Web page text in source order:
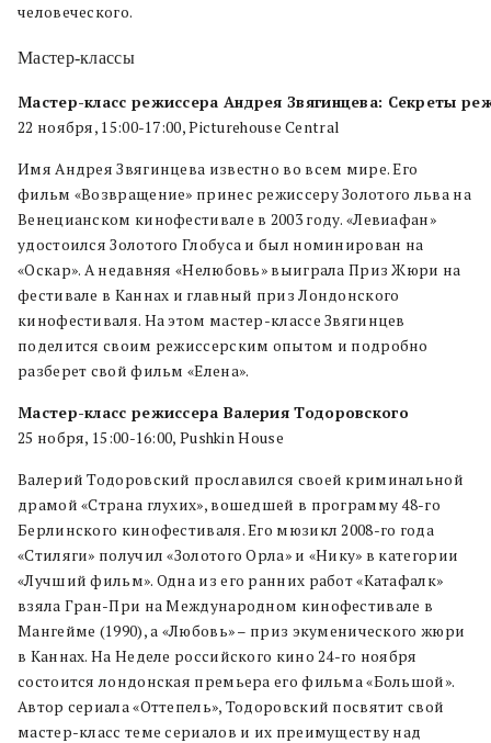
человеческого.
Мастер-классы
Мастер-класс режиссера Андрея Звягинцева: Секреты
22 ноября, 15:00-17:00, Picturehouse Central
Имя Андрея Звягинцева известно во всем мире. Его
фильм «Возвращение» принес режиссеру Золотого льва на
Венецианском кинофестивале в 2003 году. «Левиафан»
удостоился Золотого Глобуса и был номинирован на
«Оскар». А недавняя «Нелюбовь» выиграла Приз Жюри на
фестивале в Каннах и главный приз Лондонского
кинофестиваля. На этом мастер-классе Звягинцев
поделится своим режиссерским опытом и подробно
разберет свой фильм «Елена».
Мастер-класс режиссера Валерия Тодоровского
25 нобря, 15:00-16:00, Pushkin House
Валерий Тодоровский прославился своей криминальной
драмой «Страна глухих», вошедшей в программу 48-го
Берлинского кинофестиваля. Его мюзикл 2008-го года
«Стиляги» получил «Золотого Орла» и «Нику» в категории
«Лучший фильм». Одна из его ранних работ «Катафалк»
взяла Гран-При на Международном кинофестивале в
Мангейме (1990), а «Любовь» – приз экуменического жюри
в Каннах. На Неделе российского кино 24-го ноября
состоится лондонская премьера его фильма «Большой».
Автор сериала «Оттепель», Тодоровский посвятит свой
мастер-класс теме сериалов и их преимуществу над